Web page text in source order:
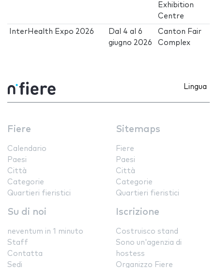
Exhibition
Centre
InterHealth Expo 2026 Dal 4 al6
giugno 2026
Canton Fair
Complex
Lingua
Fiere
Calendario
Paesi
Città
Categorie
Quartieri fieristici
Sitemaps
Fiere
Paesi
Città
Categorie
Quartieri fieristici
Su di noi
neventum in 1 minuto
Staff
Contatta
Sedi
Iscrizione
Costruisco stand
Sono un'agenzia di
hostess
Organizzo Fiere